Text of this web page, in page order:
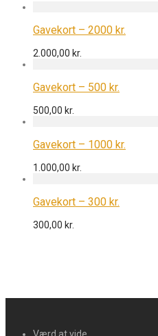
Gavekort – 2000 kr.
2.000,00 kr.
Gavekort – 500 kr.
500,00 kr.
Gavekort – 1000 kr.
1.000,00 kr.
Gavekort – 300 kr.
300,00 kr.